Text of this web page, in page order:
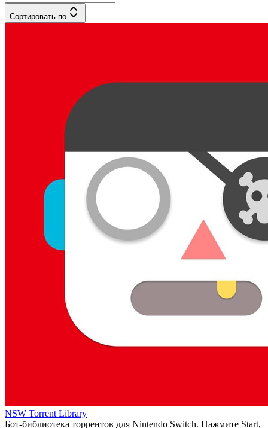
Сортировать по
NSW Torrent Library
Бот-библиотека торрентов для Nintendo Switch. Нажмите Start,